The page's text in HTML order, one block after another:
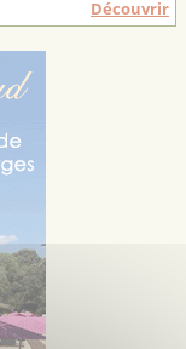
Découvrir